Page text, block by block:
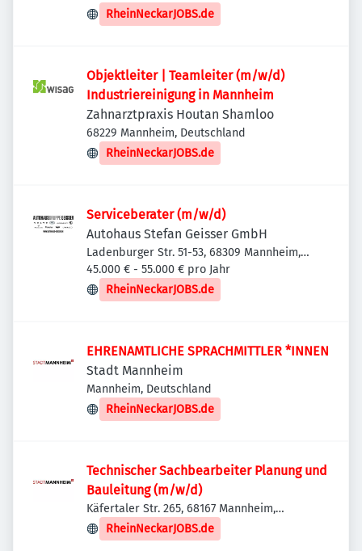
RheinNeckarJOBS.de
Objektleiter | Teamleiter (m/w/d)
Industriereinigung in Mannheim
Zahnarztpraxis Houtan Shamloo
68229 Mannheim, Deutschland
RheinNeckarJOBS.de
Serviceberater (m/w/d)
Autohaus Stefan Geisser GmbH
Ladenburger Str. 51-53, 68309 Mannheim,
Deutschland
45.000 € - 55.000 € pro Jahr
RheinNeckarJOBS.de
EHRENAMTLICHE SPRACHMITTLER *INNEN
Stadt Mannheim
Mannheim, Deutschland
RheinNeckarJOBS.de
Technischer Sachbearbeiter Planung und
Bauleitung (m/w/d)
Käfertaler Str. 265, 68167 Mannheim,
Deutschland
RheinNeckarJOBS.de